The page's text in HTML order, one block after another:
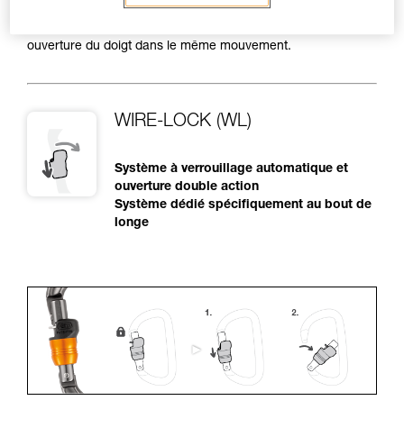
• Sensibilité aux frottements par la corde ou l'équipement,
ouverture du doigt dans le même mouvement.
WIRE-LOCK (WL)
Système à verrouillage automatique et
ouverture double action
Système dédié spécifiquement au bout de
longe